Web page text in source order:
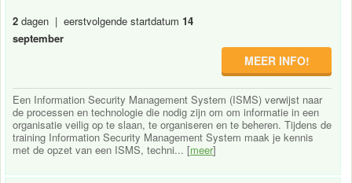
2 dagen | eerstvolgende startdatum 14
september
MEER INFO!
Een Information Security Management System (ISMS) verwijst naar
de processen en technologie die nodig zijn om om informatie in een
organisatie veilig op te slaan, te organiseren en te beheren. Tijdens de
training Information Security Management System maak je kennis
met de opzet van een ISMS, techni... [meer]